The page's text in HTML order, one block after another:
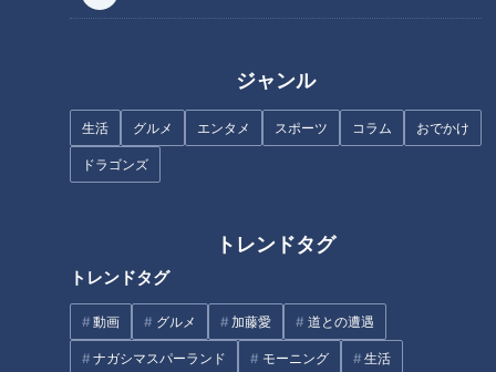
ジャンル
生活 グルメ エンタメ スポーツ コラム おでかけ
ドラゴンズ
トレンドタグ
トレンドタグ
動画 グルメ 加藤愛 道との遭遇
ナガシマスパーランド モーニング 生活
CBCテレビ（東海エリア）で夕方放送の報道情報番組『チャ
毎週金曜日の人気のコーナーは、岐阜県大垣市出身の人気プロ
レスラー“棚橋弘至”がリポートする『週末 愛してまー
す！！』。
使ったエクササイズ』です。
イスでバリエーション！『腕立て伏せ』は体力で
使い分けよ！